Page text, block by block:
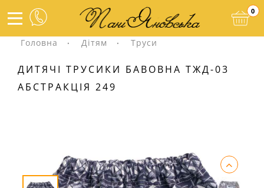
0
Головна Дітям Труси
ДИТЯЧІ ТРУСИКИ БАВОВНА ТЖД-03
АБСТРАКЦІЯ 249